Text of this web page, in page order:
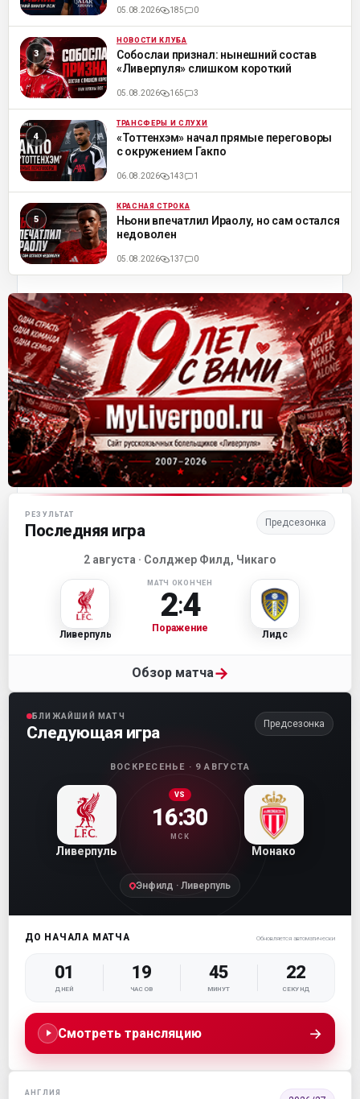
05.08.2026 185 0
ML НОВОСТИ КЛУБА
Собослаи признал: нынешний состав
«Ливерпуля» слишком короткий
05.08.2026 165 3
ML ТРАНСФЕРЫ И СЛУХИ
«Тоттенхэм» начал прямые переговоры
с окружением Гакпо
06.08.2026 143 1
ML КРАСНАЯ СТРОКА
Ньони впечатлил Ираолу, но сам остался
недоволен
05.08.2026 137 0
Матч-центр «Ливерпуля»
РЕЗУЛЬТАТ
Последняя игра Предсезонка
2 августа · Солджер Филд, Чикаго
Ливерпуль
МАТЧ ОКОНЧЕН
2:4
Поражение
Лидс
Обзор матча→
БЛИЖАЙШИЙ МАТЧ
Следующая игра Предсезонка
ВОСКРЕСЕНЬЕ · 9 АВГУСТА
Ливерпуль
VS
16:30
МСК
Монако
Энфилд · Ливерпуль
ДО НАЧАЛА МАТЧА Обновляется автоматически
01
ДНЕЙ
19
ЧАСОВ
45
МИНУТ
21
СЕКУНД
Смотреть трансляцию →
АНГЛИЯ